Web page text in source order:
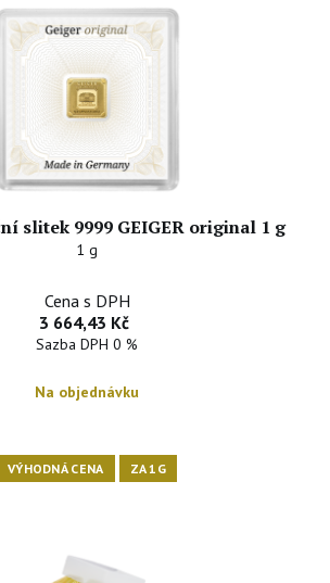
slitek 9999 GEIGER original 1 g
1 g
Cena s DPH
3 664,43 Kč
Sazba DPH 0 %
Na objednávku
VÝHODNÁ CENA ZA 1G